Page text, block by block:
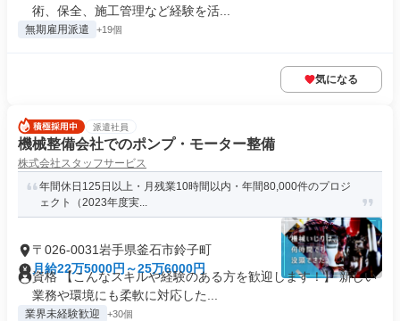
術、保全、施工管理など経験を活...
無期雇用派遣 +19個
気になる
派遣社員
機械整備会社でのポンプ・モーター整備
株式会社スタッフサービス
年間休日125日以上・月残業10時間以内・年間80,000件のプロジ
ェクト（2023年度実...
〒026-0031岩手県釜石市鈴子町
月給22万5000円～25万6000円
資格 【こんなスキルや経験のある方を歓迎します！】 新しい
業務や環境にも柔軟に対応した...
業界未経験歓迎 +30個